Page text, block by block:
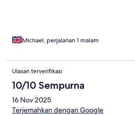
Michael, perjalanan 1 malam
Ulasan terverifikasi
10/10 Sempurna
16 Nov 2025
Terjemahkan dengan Google